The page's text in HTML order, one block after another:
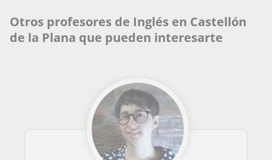
Otros profesores de Inglés en Castellón
de la Plana que pueden interesarte